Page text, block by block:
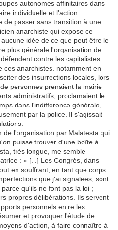
autonomes affinitaires dans
individuelle et l'action
de passer sans transition à une
anarchiste qui expose ce
idée de ce que peut être le
plus générale l'organisation de
contre les capitalistes.
ces anarchistes, notamment en
des insurrections locales, lors
personnes prenaient la mairie
administratifs, proclamaient le
dans l'indifférence générale,
par la police. Il s'agissait
de l'organisation par Malatesta qui
puisse trouver d'une boîte à
très longue, me semble
: « [...] Les Congrès, dans
en souffrant, en tant que corps
que j'ai signalées, sont
qu'ils ne font pas la loi ;
propres délibérations. Ils servent
personnels entre les
et provoquer l'étude de
d'action, à faire connaître à